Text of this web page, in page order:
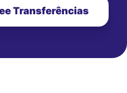
Transferências